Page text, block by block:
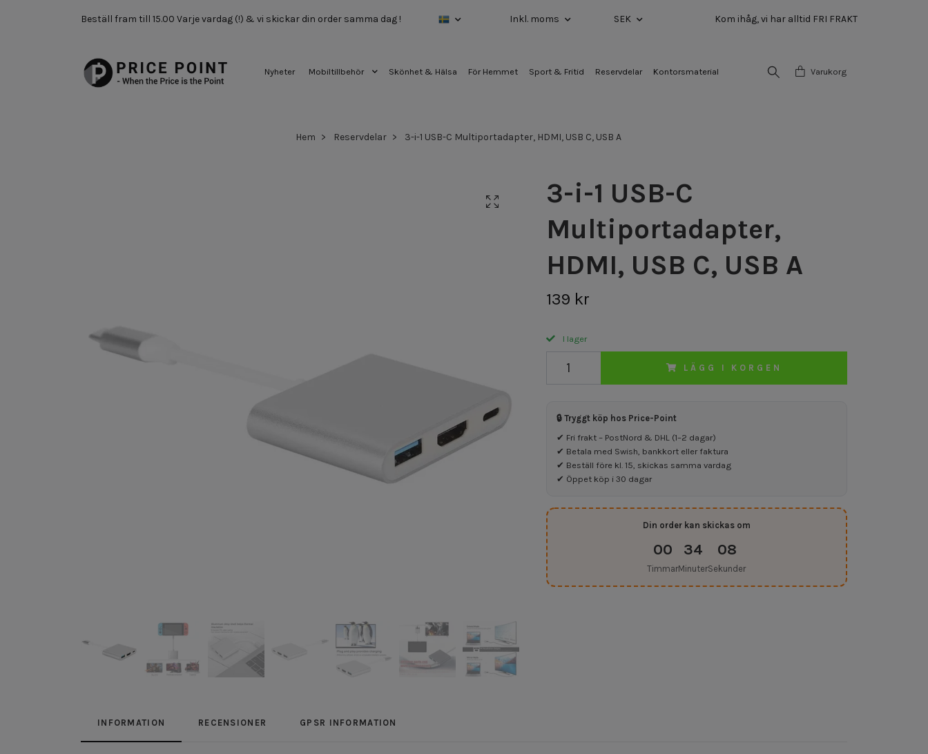
Beställ fram till 15.00 Varje vardag (!) & vi skickar din order samma dag ! Inkl. moms SEK Kom ihåg, vi har alltid FRI FRAKT
Nyheter Mobiltillbehör Skönhet & Hälsa För Hemmet Sport & Fritid Reservdelar Kontorsmaterial Varukorg
Hem Reservdelar 3-i-1 USB-C Multiportadapter, HDMI, USB C, USB A
3-i-1 USB-C
Multiportadapter,
HDMI, USB C, USB A
139 kr
I lager
LÄGG I KORGEN
🔒 Tryggt köp hos Price-Point
✔ Fri frakt – PostNord & DHL (1–2 dagar)
✔ Betala med Swish, bankkort eller faktura
✔ Beställ före kl. 15, skickas samma vardag
✔ Öppet köp i 30 dagar
Din order kan skickas om
00
Timmar
34
Minuter
07
Sekunder
INFORMATION RECENSIONER GPSR INFORMATION